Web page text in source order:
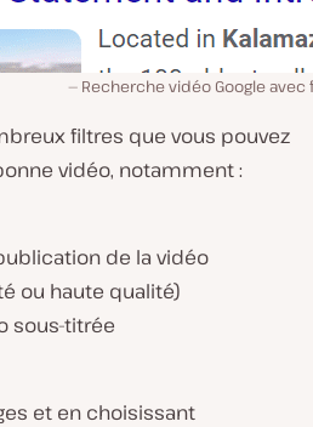
Recherche vidéo Google avec
filtres que vous pouvez
vidéo, notamment :
de la vidéo
ou haute qualité)
sous-titrée
et en choisissant